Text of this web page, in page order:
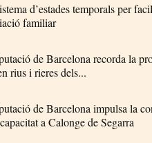
d’estades temporals per
familiar
de Barcelona recorda la
rius i rieres dels...
de Barcelona impulsa la
a Calonge de Segarra